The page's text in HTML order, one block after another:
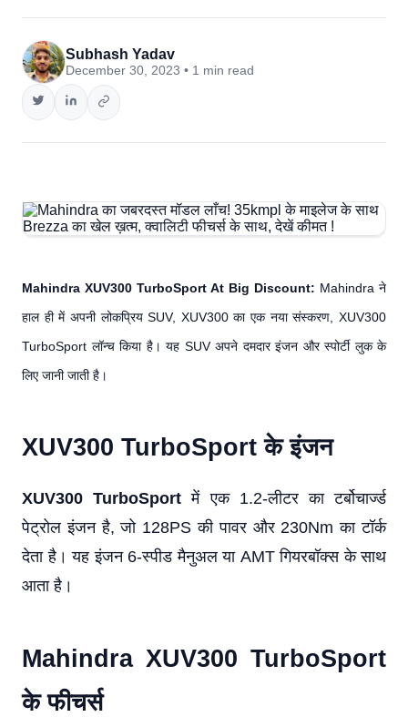
Subhash Yadav
December 30, 2023 • 1 min read
Mahindra XUV300 TurboSport At Big Discount: Mahindra ने
हाल ही में अपनी लोकप्रिय SUV, XUV300 का एक नया संस्करण, XUV300
TurboSport लॉन्च किया है। यह SUV अपने दमदार इंजन और स्पोर्टी लुक के
लिए जानी जाती है।
XUV300 TurboSport के इंजन
XUV300 TurboSport में एक 1.2-लीटर का टर्बोचार्ज्ड
पेट्रोल इंजन है, जो 128PS की पावर और 230Nm का टॉर्क
देता है। यह इंजन 6-स्पीड मैनुअल या AMT गियरबॉक्स के साथ
आता है।
Mahindra XUV300 TurboSport
के फीचर्स